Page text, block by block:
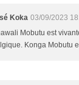
Koka 03/09/2023
Mobutu est
Konga Mobutu